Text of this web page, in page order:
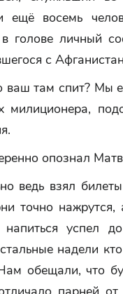
ещё восемь
голове личный
с
ваш там спит? Мы
милиционера,
опознал
ведь взял
точно нажрутся,
успел
надели
обещали, что